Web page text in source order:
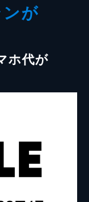
が
ホ代が